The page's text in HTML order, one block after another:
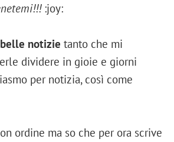
:joy:
notizie tanto che mi
dividere in gioie e giorni
per notizia, così come
ordine ma so che per ora scrive